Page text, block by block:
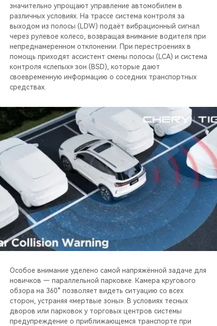
значительно упрощают управление автомобилем в
различных условиях. На трассе система контроля за
выходом из полосы (LDW) подаёт вибрационный сигнал
через рулевое колесо, возвращая внимание водителя при
непреднамеренном отклонении. При перестроениях в
помощь приходят ассистент смены полосы (LCA) и система
контроля «слепых» зон (BSD), которые дают
своевременную информацию о соседних транспортных
средствах.
Особое внимание уделено самой напряжённой задаче для
новичков — параллельной парковке. Камера кругового
обзора на 360° позволяет видеть ситуацию со всех
сторон, устраняя «мертвые зоны». В условиях тесных
дворов или парковок у торговых центров системы
предупреждение о приближающемся транспорте при